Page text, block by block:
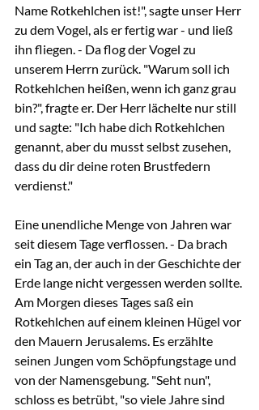
Name Rotkehlchen ist!", sagte unser Herr
zu dem Vogel, als er fertig war - und ließ
ihn fliegen. - Da flog der Vogel zu
unserem Herrn zurück. "Warum soll ich
Rotkehlchen heißen, wenn ich ganz grau
bin?", fragte er. Der Herr lächelte nur still
und sagte: "Ich habe dich Rotkehlchen
genannt, aber du musst selbst zusehen,
dass du dir deine roten Brustfedern
verdienst."
Eine unendliche Menge von Jahren war
seit diesem Tage verflossen. - Da brach
ein Tag an, der auch in der Geschichte der
Erde lange nicht vergessen werden sollte.
Am Morgen dieses Tages saß ein
Rotkehlchen auf einem kleinen Hügel vor
den Mauern Jerusalems. Es erzählte
seinen Jungen vom Schöpfungstage und
von der Namensgebung. "Seht nun",
schloss es betrübt, "so viele Jahre sind